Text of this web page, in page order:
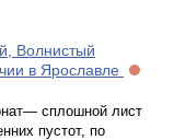
Волнистый
в Ярославле
сплошной лист
пустот, по